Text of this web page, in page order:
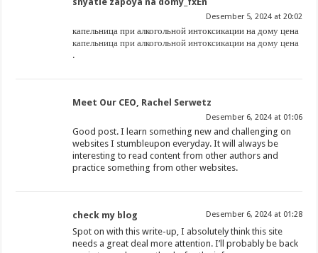
Desember 5, 2024 at 20:02
капельница при алкогольной интоксикации на дому цена
капельница при алкогольной интоксикации на дому цена
.
Meet Our CEO, Rachel Serwetz
Desember 6, 2024 at 01:06
Good post. I learn something new and challenging on
websites I stumbleupon everyday. It will always be
interesting to read content from other authors and
practice something from other websites.
check my blog Desember 6, 2024 at 01:28
Spot on with this write-up, I absolutely think this site
needs a great deal more attention. I’ll probably be back